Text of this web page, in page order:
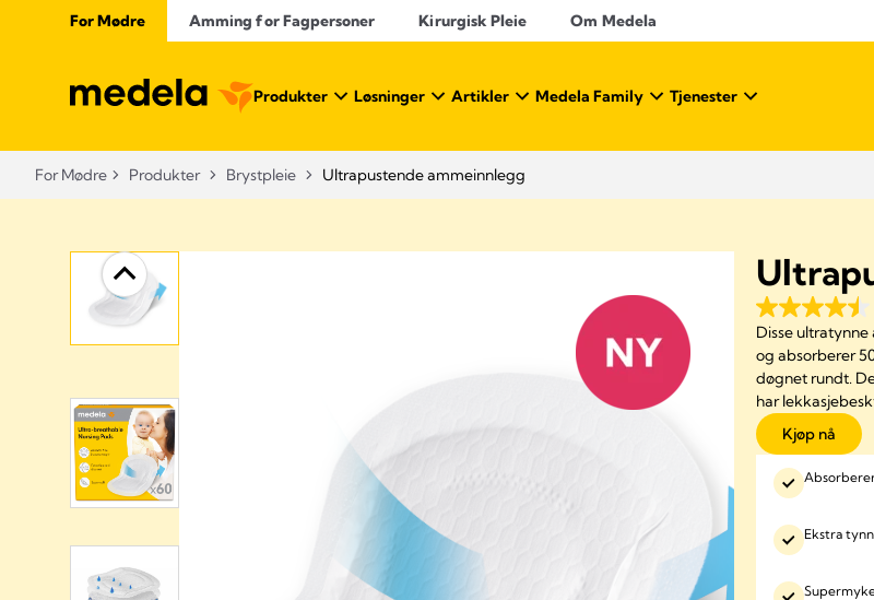
For Mødre Amming for Fagpersoner Kirurgisk Pleie Om Medela
Produkter Løsninger Artikler Medela Family Tjenester
For Mødre Produkter Brystpleie Ultrapustende ammeinnlegg
Disse
og absorberer
døgnet rundt.
har
Kjøp nå
Ekstra